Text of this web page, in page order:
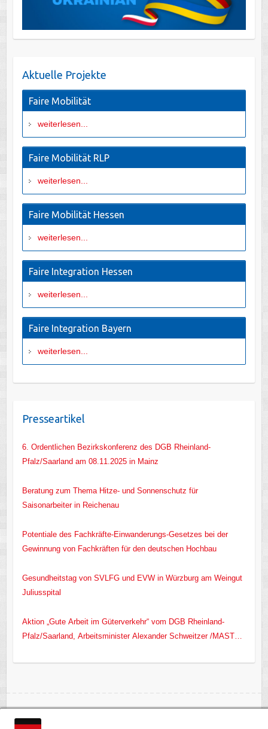
Aktuelle Projekte
Faire Mobilität
weiterlesen...
Faire Mobilität RLP
weiterlesen...
Faire Mobilität Hessen
weiterlesen...
Faire Integration Hessen
weiterlesen...
Faire Integration Bayern
weiterlesen...
Presseartikel
6. Ordentlichen Bezirkskonferenz des DGB Rheinland-
Pfalz/Saarland am 08.11.2025 in Mainz
Beratung zum Thema Hitze- und Sonnenschutz für
Saisonarbeiter in Reichenau
Potentiale des Fachkräfte-Einwanderungs-Gesetzes bei der
Gewinnung von Fachkräften für den deutschen Hochbau
Gesundheitstag von SVLFG und EVW in Würzburg am Weingut
Juliusspital
Aktion „Gute Arbeit im Güterverkehr“ vom DGB Rheinland-
Pfalz/Saarland, Arbeitsminister Alexander Schweitzer /MASTD